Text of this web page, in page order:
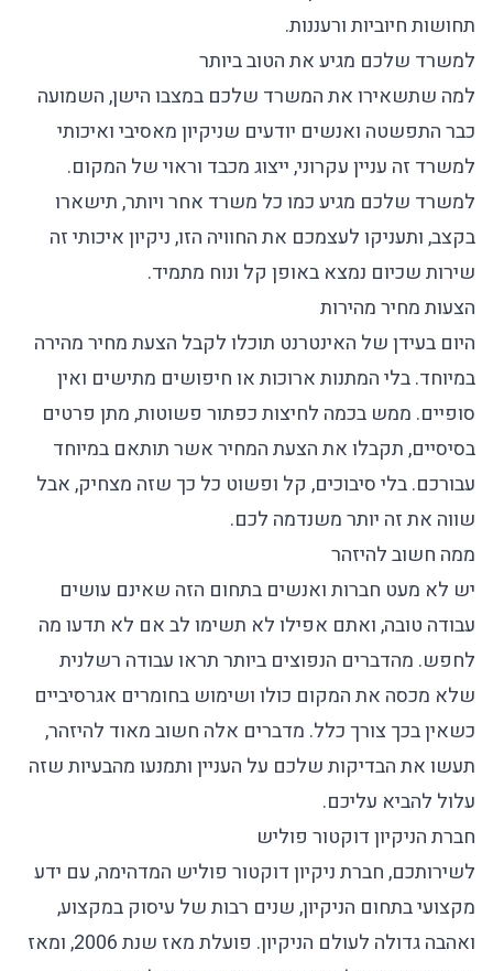
תחושות חיוביות ורעננות.
למשרד שלכם מגיע את הטוב ביותר
למה שתשאירו את המשרד שלכם במצבו הישן, השמועה
כבר התפשטה ואנשים יודעים שניקיון מאסיבי ואיכותי
למשרד זה עניין עקרוני, ייצוג מכבד וראוי של המקום.
למשרד שלכם מגיע כמו כל משרד אחר ויותר, תישארו
בקצב, ותעניקו לעצמכם את החוויה הזו, ניקיון איכותי זה
שירות שכיום נמצא באופן קל ונוח מתמיד.
הצעות מחיר מהירות
היום בעידן של האינטרנט תוכלו לקבל הצעת מחיר מהירה
במיוחד. בלי המתנות ארוכות או חיפושים מתישים ואין
סופיים. ממש בכמה לחיצות כפתור פשוטות, מתן פרטים
בסיסיים, תקבלו את הצעת המחיר אשר תותאם במיוחד
עבורכם. בלי סיבוכים, קל ופשוט כל כך שזה מצחיק, אבל
שווה את זה יותר משנדמה לכם.
ממה חשוב להיזהר
יש לא מעט חברות ואנשים בתחום הזה שאינם עושים
עבודה טובה, ואתם אפילו לא תשימו לב אם לא תדעו מה
לחפש. מהדברים הנפוצים ביותר תראו עבודה רשלנית
שלא מכסה את המקום כולו ושימוש בחומרים אגרסיביים
כשאין בכך צורך כלל. מדברים אלה חשוב מאוד להיזהר,
תעשו את הבדיקות שלכם על העניין ותמנעו מהבעיות שזה
עלול להביא עליכם.
חברת הניקיון דוקטור פוליש
לשירותכם,חברת ניקיוןדוקטור פוליש המדהימה, עם ידע
מקצועי בתחום הניקיון, שנים רבות של עיסוק במקצוע,
ואהבה גדולה לעולם הניקיון. פועלת מאז שנת 2006, ומאז